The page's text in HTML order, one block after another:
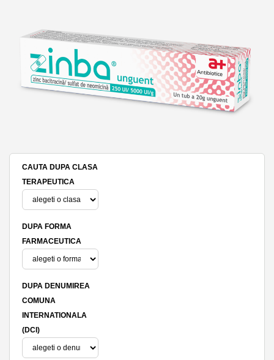
CAUTA DUPA CLASA
TERAPEUTICA
DUPA FORMA
FARMACEUTICA
DUPA DENUMIREA
COMUNA
INTERNATIONALA
(DCI)